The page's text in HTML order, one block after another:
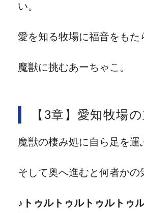
い。
愛を知る牧場に福音をもた
魔獣に挑むあーちゃこ。
【3章】愛知牧場
魔獣の棲み処に自ら足を運
そして奥へ進むと何者かの
♪トゥルトゥルトゥルトゥ